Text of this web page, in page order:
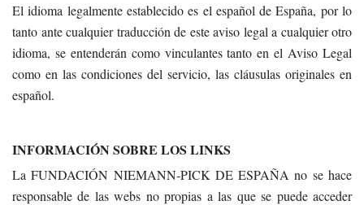
El idioma legalmente establecido es el español de España, por lo
tanto ante cualquier traducción de este aviso legal a cualquier otro
idioma, se entenderán como vinculantes tanto en el Aviso Legal
como en las condiciones del servicio, las cláusulas originales en
español.
INFORMACIÓN SOBRE LOS LINKS
La FUNDACIÓN NIEMANN-PICK DE ESPAÑA no se hace
responsable de las webs no propias a las que se puede acceder